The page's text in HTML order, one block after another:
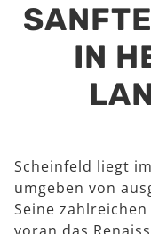
IN
Scheinfeld liegt
umgeben von
Seine